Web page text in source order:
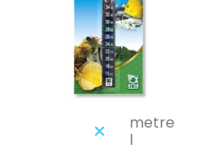
Aperçu rapide
Jbl Thermometre
Digital